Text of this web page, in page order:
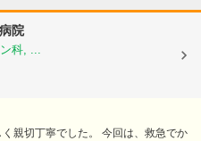
院
科, ...
親切丁寧でした。 今回は、救急でか